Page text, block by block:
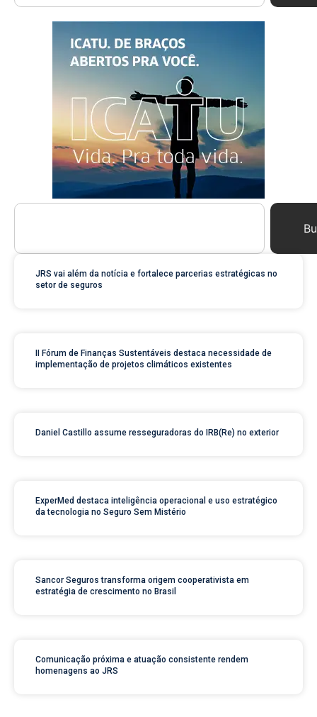
JRS vai além da notícia e fortalece parcerias estratégicas no
setor de seguros
II Fórum de Finanças Sustentáveis destaca necessidade de
implementação de projetos climáticos existentes
Daniel Castillo assume resseguradoras do IRB(Re) no exterior
ExperMed destaca inteligência operacional e uso estratégico
da tecnologia no Seguro Sem Mistério
Sancor Seguros transforma origem cooperativista em
estratégia de crescimento no Brasil
Comunicação próxima e atuação consistente rendem
homenagens ao JRS